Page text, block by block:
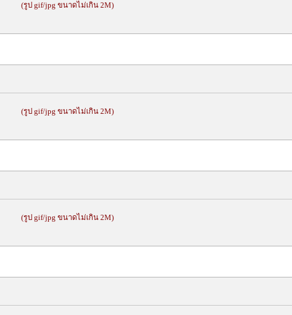
(รูป gif/jpg ขนาดไม่เกิน 2M)
(รูป gif/jpg ขนาดไม่เกิน 2M)
(รูป gif/jpg ขนาดไม่เกิน 2M)